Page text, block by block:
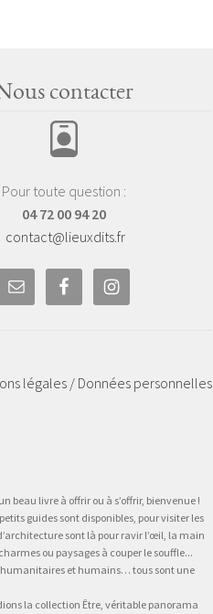
contacter
Pour toute question :
04 72 00 94 20
contact@lieuxdits.fr
légales / Données personnelles
livre à offrir ou à s’offrir, bienvenue !
guides sont disponibles, pour visiter les
sont là pour ravir l’œil, la main
ou paysages à couper le souffle...
humanitaires et humains… tous sont une
la collection Être, véritable panorama